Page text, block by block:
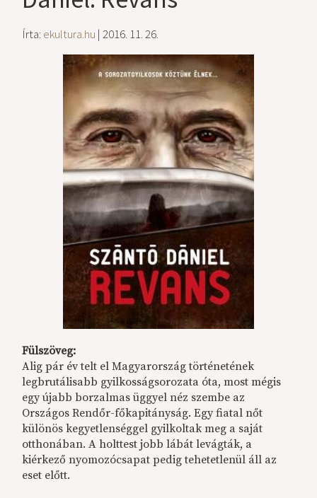
Írta: ekultura.hu | 2016. 11. 26.
Fülszöveg:
Alig pár év telt el Magyarország történetének
legbrutálisabb gyilkosságsorozata óta, most mégis
egy újabb borzalmas üggyel néz szembe az
Országos Rendőr-főkapitányság. Egy fiatal nőt
különös kegyetlenséggel gyilkoltak meg a saját
otthonában. A holttest jobb lábát levágták, a
kiérkező nyomozócsapat pedig tehetetlenül áll az
eset előtt.